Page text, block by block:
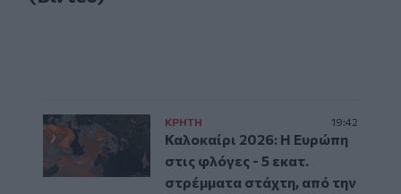
ΚΡΗΤΗ 19:42
Καλοκαίρι 2026: Η Ευρώπη
στις φλόγες - 5 εκατ.
στρέμματα στάχτη, από την